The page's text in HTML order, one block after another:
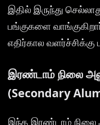
இதில் இருந்து
பங்குகளை
எதிர்கால வளர்ச்சிக்கு
இரண்டாம் நிலை
(Secondary
இந்த இரண்டாம் நிலை